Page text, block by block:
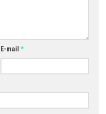
E-mail *